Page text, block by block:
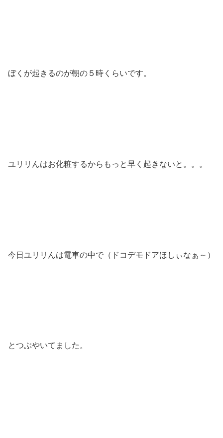
ぼくが起きるのが朝の５時くらいです。
ユリリんはお化粧するからもっと早く起きないと。。。
今日ユリリんは電車の中で（ドコデモドアほしぃなぁ～）
とつぶやいてました。